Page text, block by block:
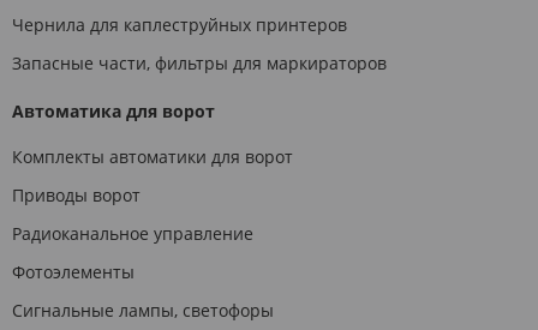
Чернила для каплеструйных принтеров
Запасные части, фильтры для маркираторов
Автоматика для ворот
Комплекты автоматики для ворот
Приводы ворот
Радиоканальное управление
Фотоэлементы
Сигнальные лампы, светофоры